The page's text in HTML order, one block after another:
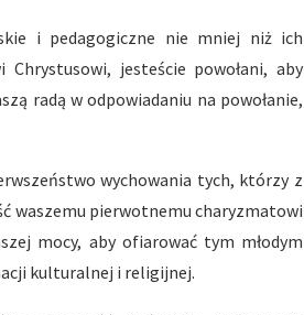
i pedagogiczne nie mniej niż ich
jesteście powołani, aby
radą w odpowiadaniu na powołanie,
wychowania tych, którzy z
waszemu pierwotnemu charyzmatowi
mocy, aby ofiarować tym młodym
kulturalnej i religijnej.